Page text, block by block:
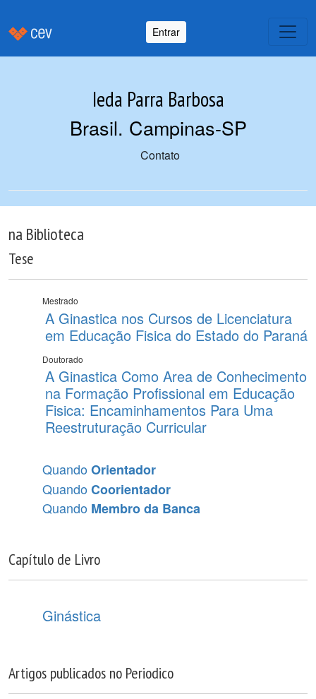
Entrar
Ieda Parra Barbosa
Brasil. Campinas-SP
Contato
na Biblioteca
Tese
Mestrado
A Ginastica nos Cursos de Licenciatura
em Educação Fisica do Estado do Paraná
Doutorado
A Ginastica Como Area de Conhecimento
na Formação Profissional em Educação
Fisica: Encaminhamentos Para Uma
Reestruturação Curricular
Quando Orientador
Quando Coorientador
Quando Membro da Banca
Capítulo de Livro
Ginástica
Artigos publicados no Periodico